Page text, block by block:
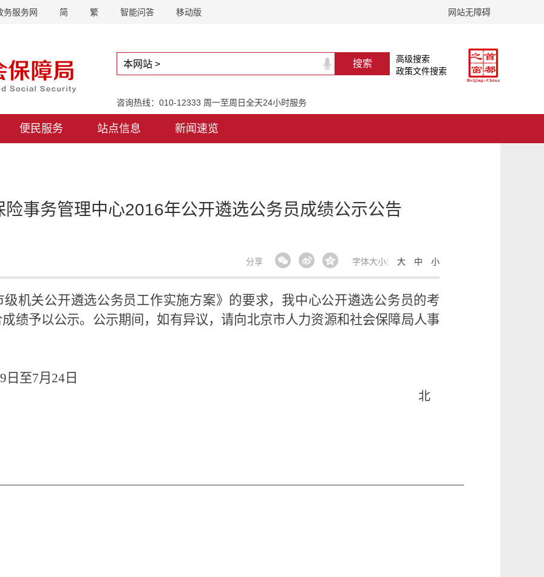
务服务网 简 繁 智能问答 移动版 网站无障碍
高级搜索
政策文件搜索
咨询热线：010-12333 周一至周日全天24小时服务
便民服务 站点信息 新闻速览
事务管理中心2016年公开遴选公务员成绩公示公告
字体大小: 大 中 小
分享
级机关公开遴选公务员工作实施方案》的要求，我中心公开遴选公务员的考
绩予以公示。公示期间，如有异议，请向北京市人力资源和社会保障局人事
至7月24日